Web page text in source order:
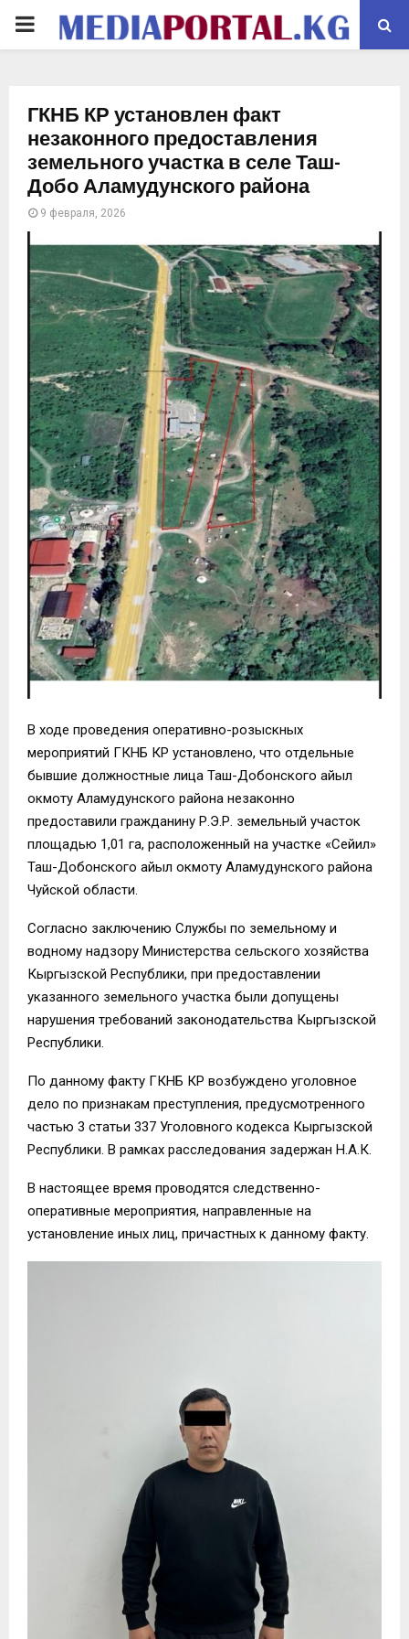
PRIMARY
ГКНБ КР установлен факт
незаконного предоставления
земельного участка в селе Таш-
Добо Аламудунского района
9 февраля, 2026
В ходе проведения оперативно-розыскных
мероприятий ГКНБ КР установлено, что отдельные
бывшие должностные лица Таш-Добонского айыл
окмоту Аламудунского района незаконно
предоставили гражданину Р.Э.Р. земельный участок
площадью 1,01 га, расположенный на участке «Сейил»
Таш-Добонского айыл окмоту Аламудунского района
Чуйской области.
Согласно заключению Службы по земельному и
водному надзору Министерства сельского хозяйства
Кыргызской Республики, при предоставлении
указанного земельного участка были допущены
нарушения требований законодательства Кыргызской
Республики.
По данному факту ГКНБ КР возбуждено уголовное
дело по признакам преступления, предусмотренного
частью 3 статьи 337 Уголовного кодекса Кыргызской
Республики. В рамках расследования задержан Н.А.К.
В настоящее время проводятся следственно-
оперативные мероприятия, направленные на
установление иных лиц, причастных к данному факту.